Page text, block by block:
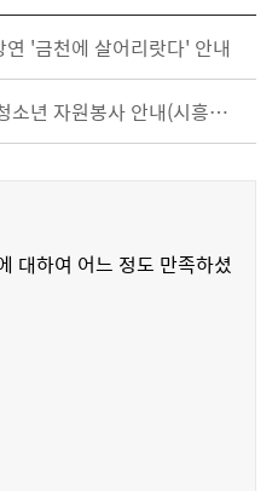
'금천에 살어리랏다' 안내
2017 여름방학 청소년 자원봉사 안내(시흥글로벌인재학당)
대하여 어느 정도 만족하셨